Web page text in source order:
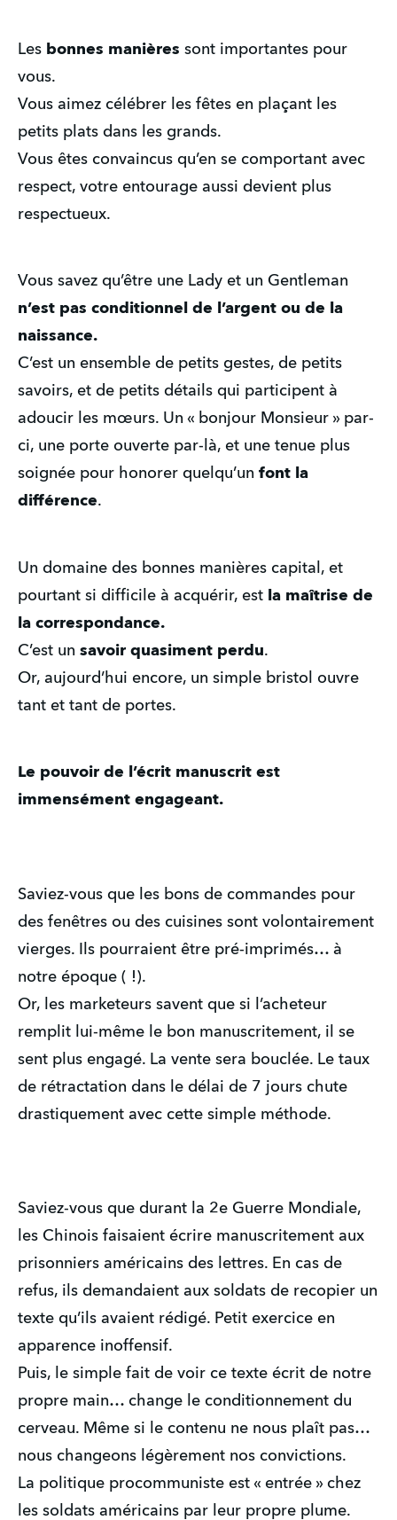
Les bonnes manières sont importantes pour
vous.
Vous aimez célébrer les fêtes en plaçant les
petits plats dans les grands.
Vous êtes convaincus qu’en se comportant avec
respect, votre entourage aussi devient plus
respectueux.
n’est pas conditionnel de l’argent ou de la
naissance.
C’est un ensemble de petits gestes, de petits
savoirs, et de petits détails qui participent à
adoucir les mœurs. Un « bonjour Monsieur » par-
ci, une porte ouverte par-là, et une tenue plus
soignée pour honorer quelqu’un font la
différence.
Un domaine des bonnes manières capital, et
pourtant si difficile à acquérir, est la maîtrise de
la correspondance.
C’est un savoir quasiment perdu.
Or, aujourd’hui encore, un simple bristol ouvre
tant et tant de portes.
Le pouvoir de l’écrit manuscrit est
immensément engageant.
Saviez-vous que les bons de commandes pour
des fenêtres ou des cuisines sont volontairement
vierges. Ils pourraient être pré-imprimés… à
notre époque ( !).
Or, les marketeurs savent que si l’acheteur
remplit lui-même le bon manuscritement, il se
sent plus engagé. La vente sera bouclée. Le taux
de rétractation dans le délai de 7 jours chute
drastiquement avec cette simple méthode.
Saviez-vous que durant la 2e Guerre Mondiale,
les Chinois faisaient écrire manuscritement aux
prisonniers américains des lettres. En cas de
refus, ils demandaient aux soldats de recopier un
texte qu’ils avaient rédigé. Petit exercice en
apparence inoffensif.
Puis, le simple fait de voir ce texte écrit de notre
propre main… change le conditionnement du
cerveau. Même si le contenu ne nous plaît pas…
nous changeons légèrement nos convictions.
La politique procommuniste est « entrée » chez
les soldats américains par leur propre plume.